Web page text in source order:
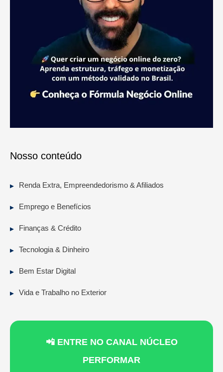
Nosso conteúdo
Renda Extra, Empreendedorismo & Afiliados
Emprego e Benefícios
Finanças & Crédito
Tecnologia & Dinheiro
Bem Estar Digital
Vida e Trabalho no Exterior
📲 ENTRE NO CANAL NÚCLEO
PERFORMAR